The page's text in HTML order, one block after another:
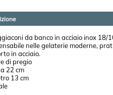
da banco in acciaio inox 18/
nelle gelaterie moderne,
in acciaio.
di pregio
22 cm
13 cm